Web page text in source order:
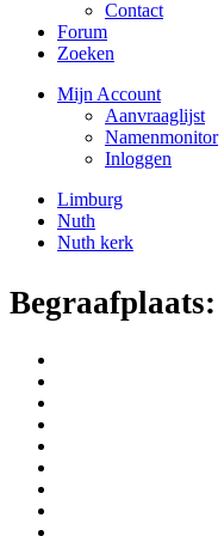
Contact
Forum
Zoeken
Mijn Account
Aanvraaglijst
Namenmonitor
Inloggen
Limburg
Nuth
Nuth kerk
Begraafplaats: